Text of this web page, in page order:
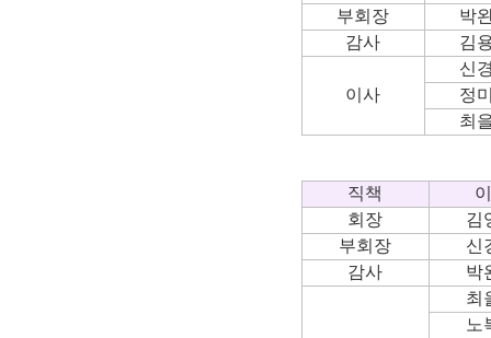
부회장
박
감사
김
이사
신
정
최
직책
회장
김
부회장
신
감사
박
최
노